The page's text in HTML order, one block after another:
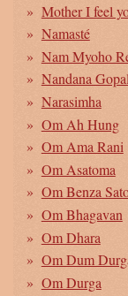
Mother I feel
Namasté
Nam Myoho
Nandana
Narasimha
Om Ah Hung
Om Ama Rani
Om Asatoma
Om Benza
Om Bhagavan
Om Dhara
Om Dum
Om Durga